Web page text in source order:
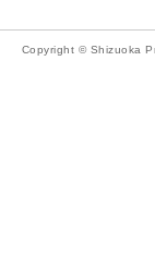
Copyright © Shizuoka